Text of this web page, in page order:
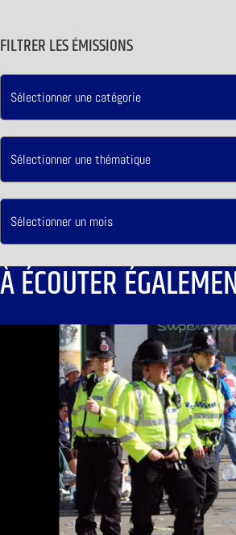
FILTRER LES ÉMISSIONS
À ÉCOUTER